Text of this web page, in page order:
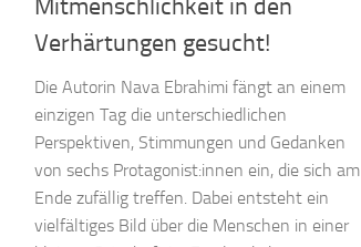
Mitmenschlichkeit in den
Verhärtungen gesucht!
Die Autorin Nava Ebrahimi fängt an einem
einzigen Tag die unterschiedlichen
Perspektiven, Stimmungen und Gedanken
von sechs Protagonist:innen ein, die sich am
Ende zufällig treffen. Dabei entsteht ein
vielfältiges Bild über die Menschen in einer